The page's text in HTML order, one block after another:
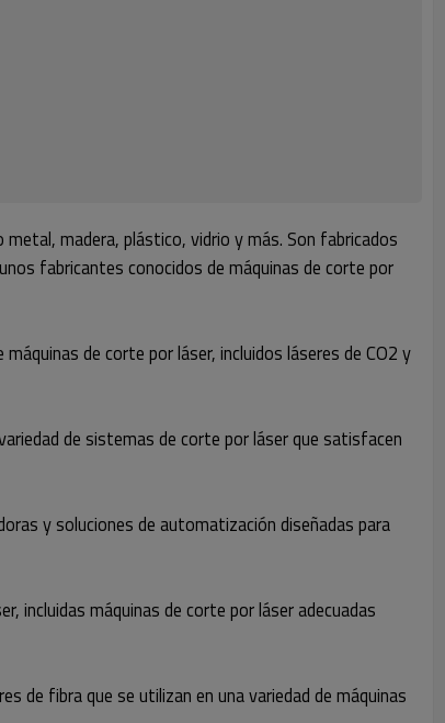
madera, plástico, vidrio y más. Son fabricados
fabricantes conocidos de máquinas de corte por
de corte por láser, incluidos láseres de CO2 y
de sistemas de corte por láser que satisfacen
y soluciones de automatización diseñadas para
incluidas máquinas de corte por láser adecuadas
de fibra que se utilizan en una variedad de máquinas